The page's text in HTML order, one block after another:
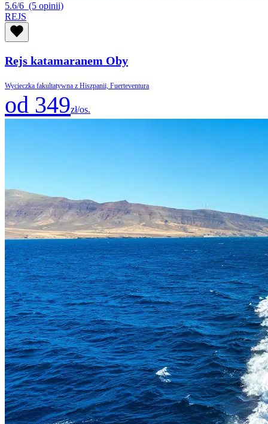
5.6/6 (5 opinii)
REJS
Rejs katamaranem Oby
Wycieczka fakultatywna z Hiszpanii, Fuerteventura
od 349zł/os.